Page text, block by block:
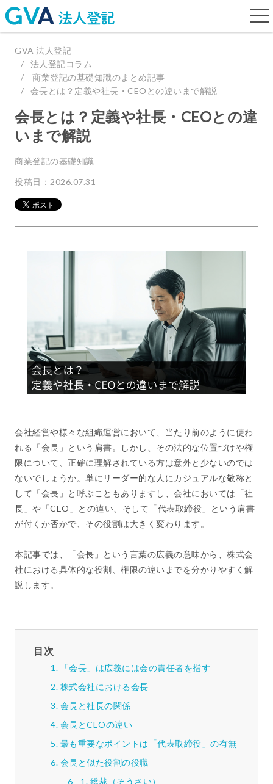
GVA 法人登記
法人登記コラム
商業登記の基礎知識のまとめ記事
会長とは？定義や社長・CEOとの違いまで解説
会長とは？定義や社長・CEOとの違
いまで解説
商業登記の基礎知識
投稿日：2026.07.31
会社経営や様々な組織運営において、当たり前のように使わ
れる「会長」という肩書。しかし、その法的な位置づけや権
限について、正確に理解されている方は意外と少ないのでは
ないでしょうか。単にリーダー的な人にカジュアルな敬称と
して「会長」と呼ぶこともありますし、会社においては「社
長」や「CEO」との違い、そして「代表取締役」という肩書
が付くか否かで、その役割は大きく変わります。
本記事では、「会長」という言葉の広義の意味から、株式会
社における具体的な役割、権限の違いまでを分かりやすく解
説します。
目次
「会長」は広義には会の責任者を指す
株式会社における会長
会長と社長の関係
会長とCEOの違い
最も重要なポイントは「代表取締役」の有無
会長と似た役割の役職
総裁（そうさい）